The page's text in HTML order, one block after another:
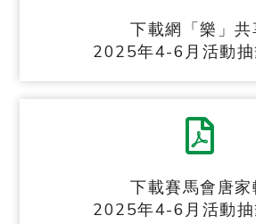
下載網「樂」共
2025年4-6月活動抽
下載賽馬會唐家
2025年4-6月活動抽